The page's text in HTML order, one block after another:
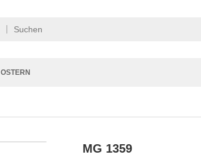
OSTERN
MG 1359